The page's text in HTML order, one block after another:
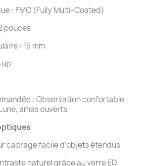
: FMC (Fully Multi-Coated)
pouces
: 15 mm
up
: Observation confortable
amas ouverts
cadrage facile d’objets étendus
naturel grâce au verre ED